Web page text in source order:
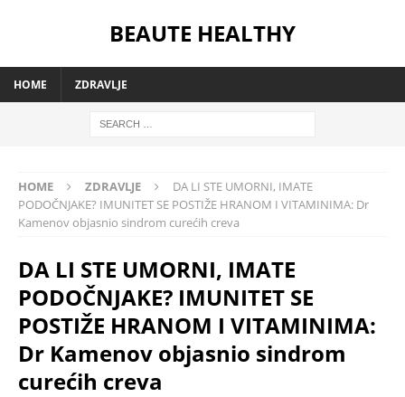
BEAUTE HEALTHY
HOME ZDRAVLJE
HOME ZDRAVLJE
DA LI STE UMORNI, IMATE
PODOČNJAKE? IMUNITET SE POSTIŽE HRANOM I VITAMINIMA: Dr
Kamenov objasnio sindrom curećih creva
DA LI STE UMORNI, IMATE
PODOČNJAKE? IMUNITET SE
POSTIŽE HRANOM I VITAMINIMA:
Dr Kamenov objasnio sindrom
curećih creva